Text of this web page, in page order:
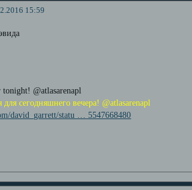
15:59
tonight! @atlasarenapl
сегодняшнего вечера! @atlasarenapl
david_garrett/statu … 5547668480